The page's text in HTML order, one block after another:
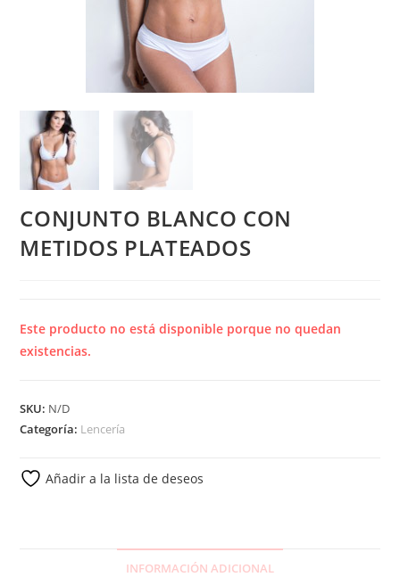
CONJUNTO BLANCO CON
METIDOS PLATEADOS
Este producto no está disponible porque no quedan
existencias.
SKU: N/D
Categoría: Lencería
Añadir a la lista de deseos
INFORMACIÓN ADICIONAL